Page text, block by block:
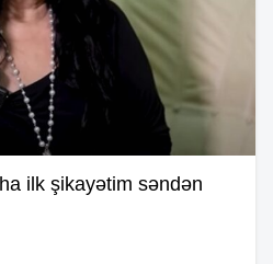
ilk şikayətim səndən